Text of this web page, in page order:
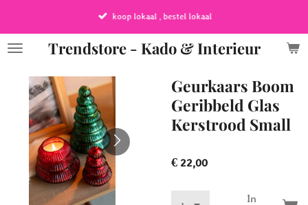
naar
de
Trendstore - Kado & Interieur
koop lokaal , bestel lokaal
Geurkaars Boom
Geribbeld Glas
Kerstrood Small
€ 22,00
In